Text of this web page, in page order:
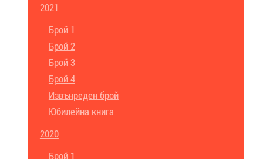
2021
Брой 1
Брой 2
Брой 3
Брой 4
Извънреден брой
Юбилейна книга
2020
Брой 1